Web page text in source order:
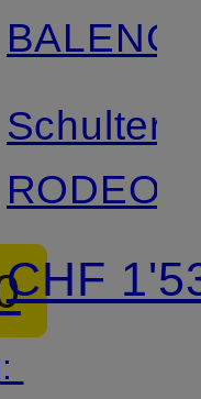
RODEO
CHF